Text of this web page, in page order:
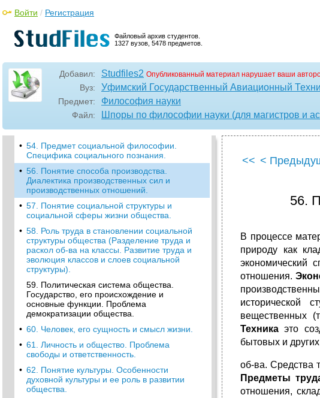
Файловый архив студентов.
1327 вузов, 5478 предметов.
Войти / Регистрация
Добавил: Studfiles2 Опубликованный материал нарушает ваши
Вуз: Уфимский Государственный Авиационный
Предмет: Философия науки
Файл: Шпоры по философии науки (для магистров и
действительности. Причина и цель.
сущность. Сознание, подсознание,
безсознательное.
• 51.Познание как “отражение”
действительности и как ее
“конструирование”. Виды познания,
мышления и языка.
• 52.Чувственное и рациональное познание.
Их связь и развитие.
• 53.Понятие истины и ее критерии.
• 54. Предмет социальной философии.
Специфика социального познания.
• 56. Понятие способа производства.
Диалектика производственных сил и
производственных отношений.
• 57. Понятие социальной структуры и
социальной сферы жизни общества.
• 58. Роль труда в становлении социальной
структуры общества (Разделение труда и
раскол об-ва на классы. Развитие труда и
эволюция классов и слоев социальной
структуры).
59. Политическая система общества.
Государство, его происхождение и
основные функции. Проблема
демократизации общества.
• 60. Человек, его сущность и смысл жизни.
• 61. Личность и общество. Проблема
свободы и ответственность.
• 62. Понятие культуры. Особенности
духовной культуры и ее роль в развитии
общества.
<< <
56.
В процессе
природу как
экономический
отношения.
исторической
вещественных
Техникаэто
бытовых и
об-ва. Средства
Предметы
отношения,